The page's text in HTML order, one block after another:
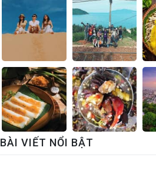
BÀI VIẾT NỔI BẬT